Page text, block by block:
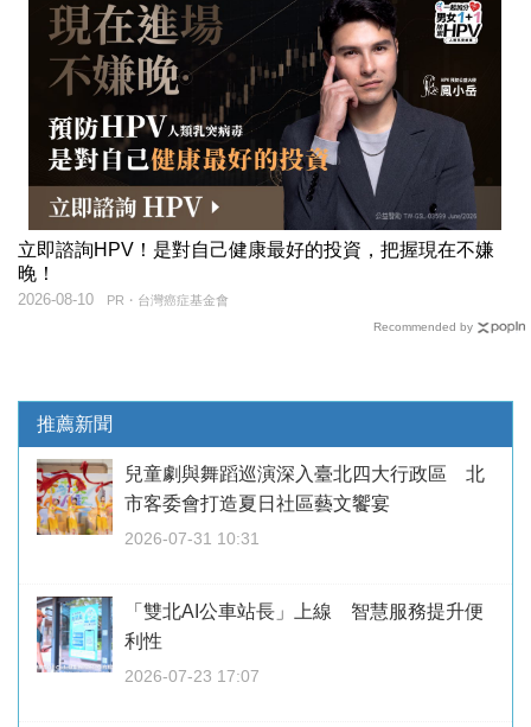
立即諮詢HPV！是對自己健康最好的投資，把握現在不嫌
晚！
PR・台灣癌症基金會
2026-08-10
Recommended by
推薦新聞
兒童劇與舞蹈巡演深入臺北四大行政區 北
市客委會打造夏日社區藝文饗宴
2026-07-31 10:31
「雙北AI公車站長」上線 智慧服務提升便
利性
2026-07-23 17:07